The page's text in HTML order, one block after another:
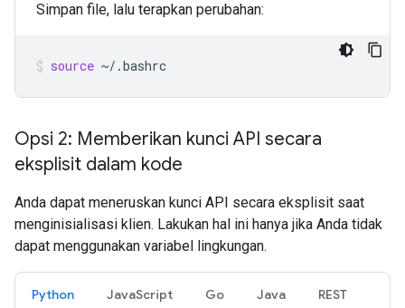
Simpan file, lalu terapkan perubahan:
source ~/.bashrc
Opsi 2: Memberikan kunci API secara
eksplisit dalam kode
Anda dapat meneruskan kunci API secara eksplisit saat
menginisialisasi klien. Lakukan hal ini hanya jika Anda tidak
dapat menggunakan variabel lingkungan.
Python JavaScript Go Java REST